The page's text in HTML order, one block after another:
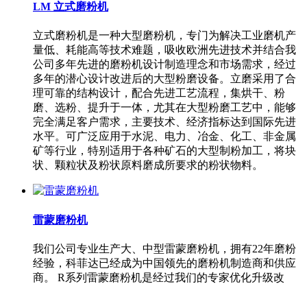
LM 立式磨粉机
立式磨粉机是一种大型磨粉机，专门为解决工业磨机产
量低、耗能高等技术难题，吸收欧洲先进技术并结合我
公司多年先进的磨粉机设计制造理念和市场需求，经过
多年的潜心设计改进后的大型粉磨设备。立磨采用了合
理可靠的结构设计，配合先进工艺流程，集烘干、粉
磨、选粉、提升于一体，尤其在大型粉磨工艺中，能够
完全满足客户需求，主要技术、经济指标达到国际先进
水平。可广泛应用于水泥、电力、冶金、化工、非金属
矿等行业，特别适用于各种矿石的大型制粉加工，将块
状、颗粒状及粉状原料磨成所要求的粉状物料。
雷蒙磨粉机
我们公司专业生产大、中型雷蒙磨粉机，拥有22年磨粉
经验，科菲达已经成为中国领先的磨粉机制造商和供应
商。 R系列雷蒙磨粉机是经过我们的专家优化升级改